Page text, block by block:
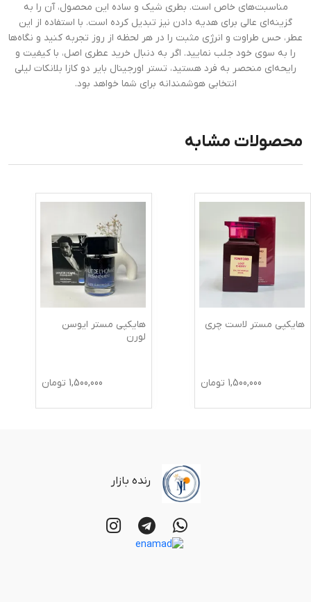
مناسبت‌های خاص است. بطری شیک و ساده این محصول، آن را به
گزینه‌ای عالی برای هدیه دادن نیز تبدیل کرده است. با استفاده از این
عطر، حس طراوت و انرژی مثبت را در هر لحظه از روز تجربه کنید و نگاه‌ها
را به سوی خود جلب نمایید. اگر به دنبال خرید عطری اصل، با کیفیت و
رایحه‌ای منحصر به فرد هستید، تستر اورجینال بایر دو کازا بلانکات لیلی
انتخابی هوشمندانه برای شما خواهد بود.
محصولات مشابه
هایکپی مستر لاست چری
1,500,000 تومان
هایکپی مستر ایوسن
لورن
1,500,000 تومان
رنده بازار